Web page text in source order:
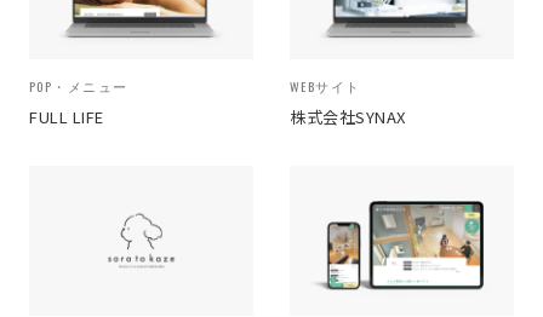
POP・メニュー
FULL LIFE
WEBサイト
株式会社SYNAX